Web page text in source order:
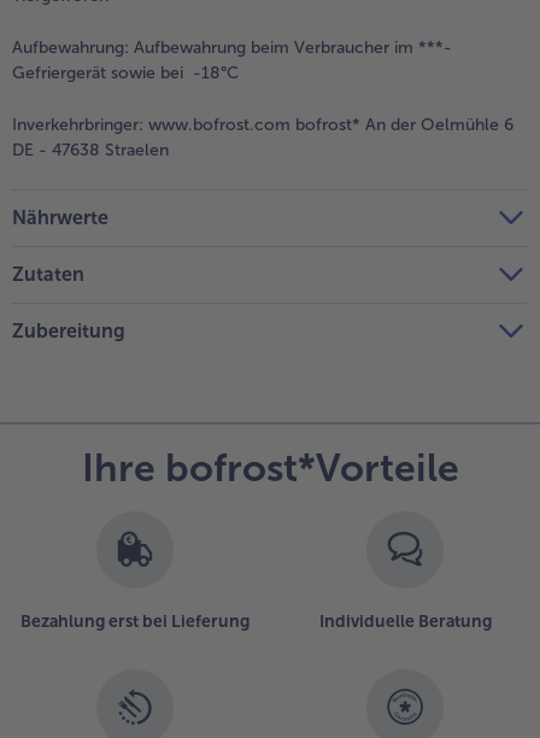
Aufbewahrung: Aufbewahrung beim Verbraucher im ***-
Gefriergerät sowie bei -18°C
Inverkehrbringer: www.bofrost.com bofrost* An der Oelmühle 6
DE - 47638 Straelen
Nährwerte
Zutaten
Zubereitung
Ihre bofrost*Vorteile
Bezahlung erst bei Lieferung Individuelle Beratung